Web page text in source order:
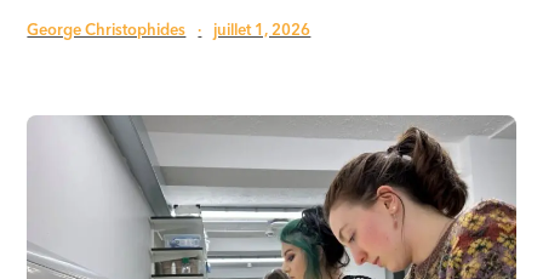
George Christophides · juillet 1, 2026